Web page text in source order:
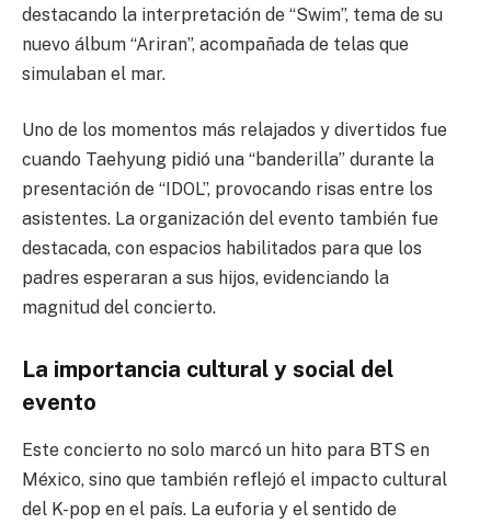
destacando la interpretación de “Swim”, tema de su
nuevo álbum “Ariran”, acompañada de telas que
simulaban el mar.
Uno de los momentos más relajados y divertidos fue
cuando Taehyung pidió una “banderilla” durante la
presentación de “IDOL”, provocando risas entre los
asistentes. La organización del evento también fue
destacada, con espacios habilitados para que los
padres esperaran a sus hijos, evidenciando la
magnitud del concierto.
La importancia cultural y social del
evento
Este concierto no solo marcó un hito para BTS en
México, sino que también reflejó el impacto cultural
del K-pop en el país. La euforia y el sentido de